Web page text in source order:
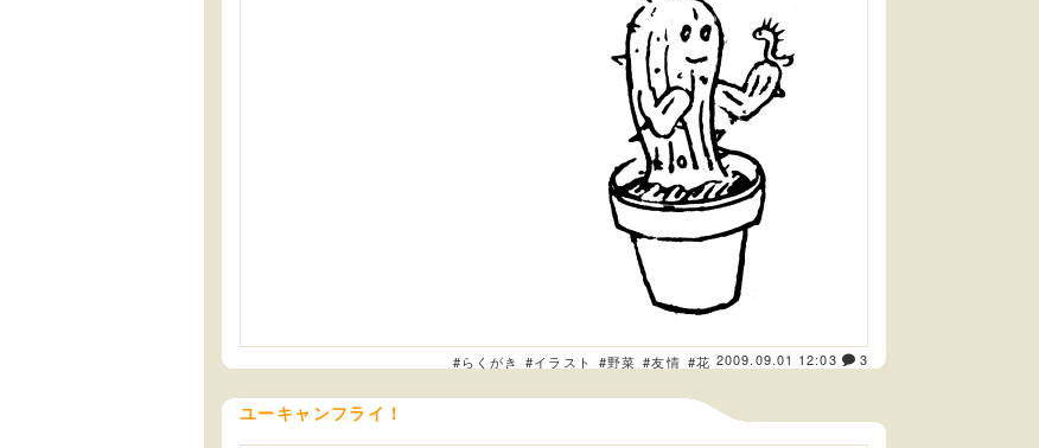
#らくがき #イラスト #野菜 #友情 #花 2009.09.01 12:03 3
ユーキャンフライ！